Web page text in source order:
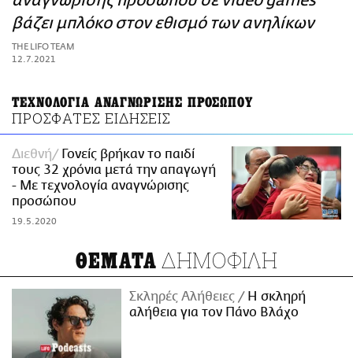
ΑΜΠΑ
PRINT
βάζει μπλόκο στον εθισμό των ανηλίκων
THE LIFO TEAM
12.7.2021
ΤΕΧΝΟΛΟΓΙΑ ΑΝΑΓΝΩΡΙΣΗΣ ΠΡΟΣΩΠΟΥ
ΠΡΟΣΦΑΤΕΣ ΕΙΔΗΣΕΙΣ
Διεθνή
Γονείς βρήκαν το παιδί
τους 32 χρόνια μετά την απαγωγή
- Με τεχνολογία αναγνώρισης
προσώπου
19.5.2020
ΘΕΜΑΤΑ ΔΗΜΟΦΙΛΗ
Σκληρές Αλήθειες
H σκληρή
αλήθεια για τον Πάνο Βλάχο